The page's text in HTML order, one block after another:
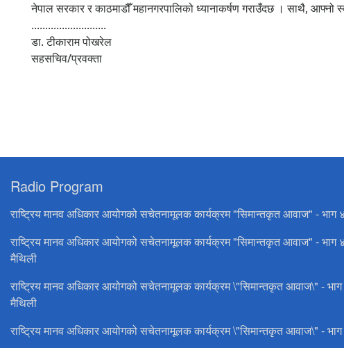
नेपाल सरकार र काठमाडौँ महानगरपालिको ध्यानाकर्षण गराउँदछ । साथै, आफ्नो
...........................
डा. टीकाराम पोखरेल
सहसचिव/प्रवक्ता
Radio Program
राष्ट्रिय मानव अधिकार आयोगको सचेतनामूलक कार्यक्रम "सिमान्तकृत आवाज" - भाग
राष्ट्रिय मानव अधिकार आयोगको सचेतनामूलक कार्यक्रम "सिमान्तकृत आवाज" - भाग
मैथिली
राष्ट्रिय मानव अधिकार आयोगको सचेतनामूलक कार्यक्रम \"सिमान्तकृत आवाज\" -
मैथिली
राष्ट्रिय मानव अधिकार आयोगको सचेतनामूलक कार्यक्रम \"सिमान्तकृत आवाज\" -